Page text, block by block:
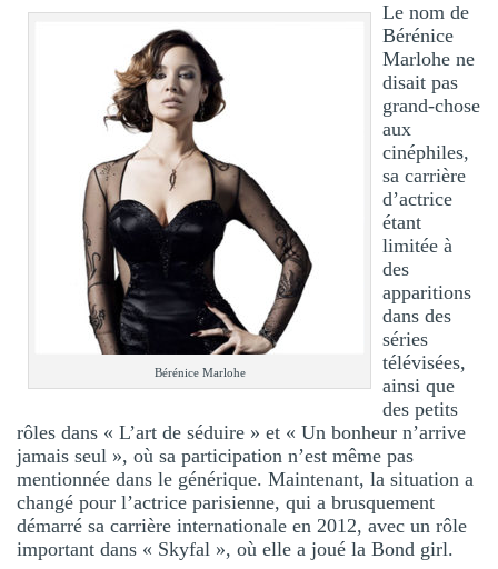
Bérénice Marlohe
Le nom de
Bérénice
Marlohe ne
disait pas
grand-chose
aux
cinéphiles,
sa carrière
d’actrice
étant
limitée à
des
apparitions
dans des
séries
télévisées,
ainsi que
des petits
rôles dans « L’art de séduire » et « Un bonheur n’arrive
jamais seul », où sa participation n’est même pas
mentionnée dans le générique. Maintenant, la situation a
changé pour l’actrice parisienne, qui a brusquement
démarré sa carrière internationale en 2012, avec un rôle
important dans « Skyfal », où elle a joué la Bond girl.